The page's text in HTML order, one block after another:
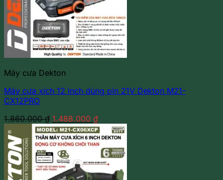
Máy cưa Dekton
Máy cưa xích 12 inch dùng pin 21V Dekton M21-
CX12PRO
1.860.000₫ Giá
gốc
là:
1.860.000 ₫.
1.488.000 ₫Giá
hiện
tại
là:
1.488.000 ₫.